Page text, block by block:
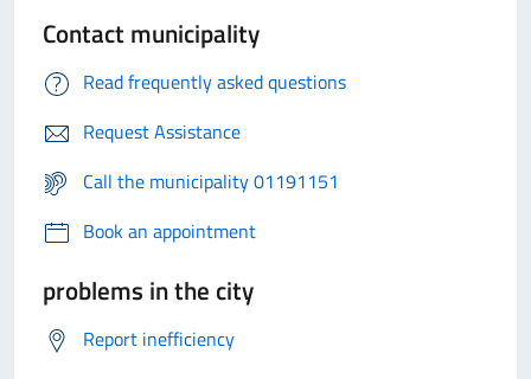
Contact municipality
Read frequently asked questions
Request Assistance
Call the municipality 01191151
Book an appointment
problems in the city
Report inefficiency